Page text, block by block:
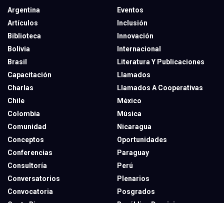
Argentina
Artículos
Biblioteca
Bolivia
Brasil
Capacitación
Charlas
Chile
Colombia
Comunidad
Conceptos
Conferencias
Consultoría
Conversatorios
Convocatoria
Eventos
Inclusión
Innovación
Internacional
Literatura Y Publicaciones
Llamados
Llamados A Cooperativas
México
Música
Nicaragua
Oportunidades
Paraguay
Perú
Plenarios
Posgrados